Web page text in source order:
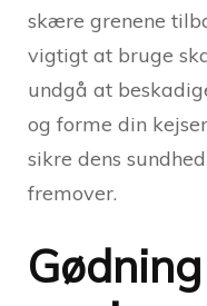
skære grenene
vigtigt at bruge
undgå at
og forme din
sikre dens
fremover.